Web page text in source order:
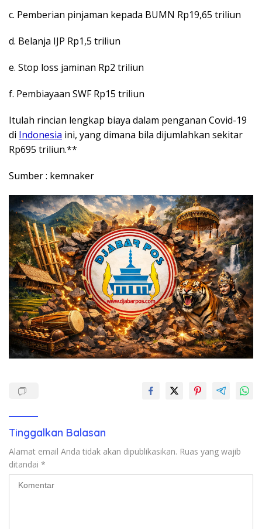
c. Pemberian pinjaman kepada BUMN Rp19,65 triliun
d. Belanja IJP Rp1,5 triliun
e. Stop loss jaminan Rp2 triliun
f. Pembiayaan SWF Rp15 triliun
Itulah rincian lengkap biaya dalam penganan Covid-19
di Indonesia ini, yang dimana bila dijumlahkan sekitar
Rp695 triliun.**
Sumber : kemnaker
Tinggalkan Balasan
Alamat email Anda tidak akan dipublikasikan. Ruas yang wajib
ditandai *